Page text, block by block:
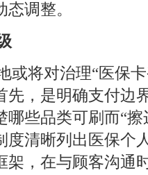
调整。
或将对治理“医保
先，是明确支付边
哪些品类可刷而“
度清晰列出医保个
架，在与顾客沟通